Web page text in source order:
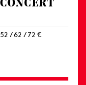
/ 62 / 72 €